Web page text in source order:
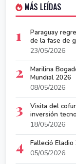
MÁS LEÍDAS
1
Paraguay
de la fase de
23/05/2026
2
Marilina
Mundial 2026
08/05/2026
3
Visita del
inversión
18/05/2026
4
Falleció
05/05/2026